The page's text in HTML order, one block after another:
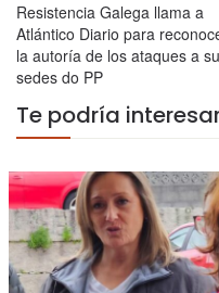
Resistencia Galega llama a
Atlántico Diario para
la autoría de los ataques a
sedes do PP
Te podría